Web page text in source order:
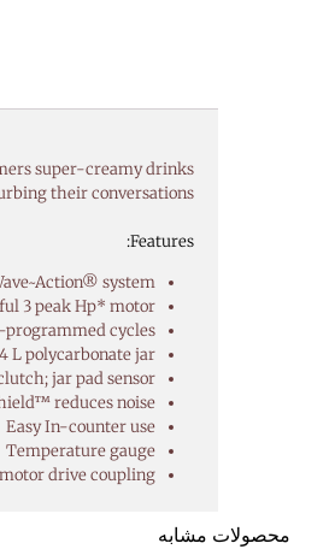
super-creamy drinks
their conversations.
Features:
system
3 peak Hp* motor
programmed cycles
L polycarbonate jar
jar pad sensor
reduces noise
Easy In-counter use
Temperature gauge
drive coupling
محصولات مشابه